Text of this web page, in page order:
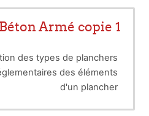
Armé copie 1
des types de planchers
des éléments
d'un plancher